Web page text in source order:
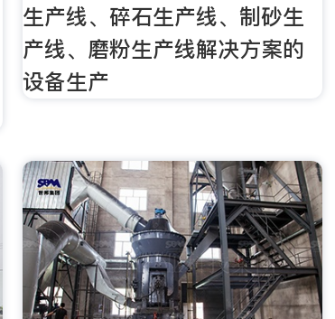
生产线、碎石生产线、制砂生
产线、磨粉生产线解决方案的
设备生产